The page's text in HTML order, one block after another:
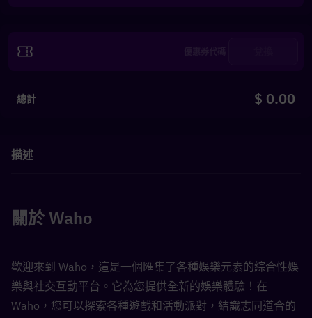
總計 $ 0.00
描述
關於 Waho
歡迎來到 Waho，這是一個匯集了各種娛樂元素的綜合性娛
樂與社交互動平台。它為您提供全新的娛樂體驗！在
Waho，您可以探索各種遊戲和活動派對，結識志同道合的